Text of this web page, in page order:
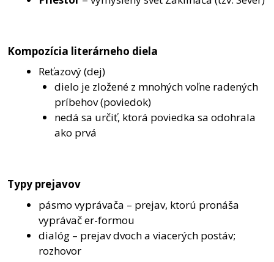
Kompozícia literárneho diela
Reťazový (dej)
dielo je zložené z mnohých voľne radených
príbehov (poviedok)
nedá sa určiť, ktorá poviedka sa odohrala
ako prvá
Typy prejavov
pásmo vyprávača – prejav, ktorú pronáša
vyprávač er-formou
dialóg – prejav dvoch a viacerých postáv;
rozhovor